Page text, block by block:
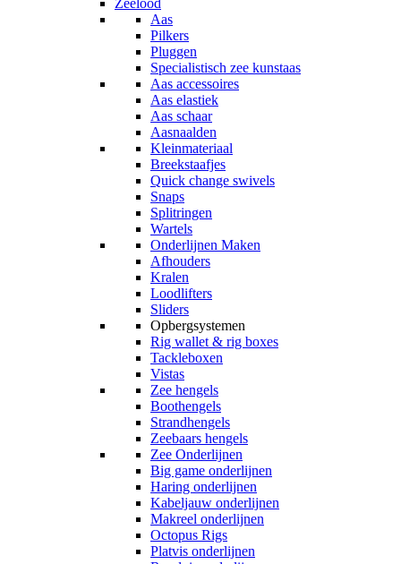
Zeelood
Aas
Pilkers
Pluggen
Specialistisch zee kunstaas
Aas accessoires
Aas elastiek
Aas schaar
Aasnaalden
Kleinmateriaal
Breekstaafjes
Quick change swivels
Snaps
Splitringen
Wartels
Onderlijnen Maken
Afhouders
Kralen
Loodlifters
Sliders
Opbergsystemen
Rig wallet & rig boxes
Tackleboxen
Vistas
Zee hengels
Boothengels
Strandhengels
Zeebaars hengels
Zee Onderlijnen
Big game onderlijnen
Haring onderlijnen
Kabeljauw onderlijnen
Makreel onderlijnen
Octopus Rigs
Platvis onderlijnen